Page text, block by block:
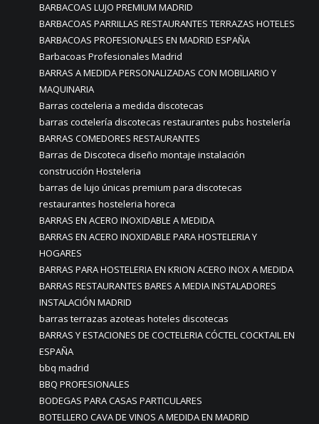
BARBACOAS LUJO PREMIUM MADRID
BARBACOAS PARRILLAS RESTAURANTES TERRAZAS HOTELES
BARBACOAS PROFESIONALES EN MADRID ESPAÑA
Barbacoas Profesionales Madrid
BARRAS A MEDIDA PERSONALIZADAS CON MOBILIARIO Y
MAQUINARIA
Barras cocteleria a medida discotecas
barras coctelería discotecas restaurantes pubs hostelería
BARRAS COMEDORES RESTAURANTES
Barras de Discoteca diseño montaje instalación
construcción Hosteleria
barras de lujo únicas premium para discotecas
restaurantes hosteleria horeca
BARRAS EN ACERO INOXIDABLE A MEDIDA
BARRAS EN ACERO INOXIDABLE PARA HOSTELERIA Y
HOGARES
BARRAS PARA HOSTELERIA EN KRION ACERO INOX A MEDIDA
BARRAS RESTAURANTES BARES A MEDIA INSTALADORES
INSTALACIÓN MADRID
barras terrazas azoteas hoteles discotecas
BARRAS Y ESTACIONES DE COCTELERIA CÓCTEL COCKTAIL EN
ESPAÑA
bbq madrid
BBQ PROFESIONALES
BODEGAS PARA CASAS PARTICULARES
BOTELLERO CAVA DE VINOS A MEDIDA EN MADRID